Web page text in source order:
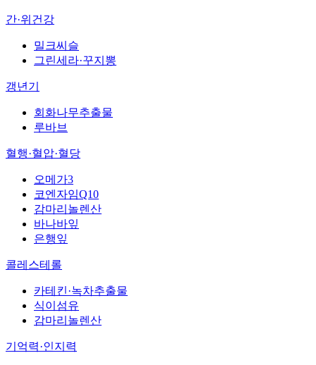
간·위건강
밀크씨슬
그린세라·꾸지뽕
갱년기
회화나무추출물
루바브
혈행·혈압·혈당
오메가3
코엔자임Q10
감마리놀렌산
바나바잎
은행잎
콜레스테롤
카테킨·녹차추출물
식이섬유
감마리놀렌산
기억력·인지력